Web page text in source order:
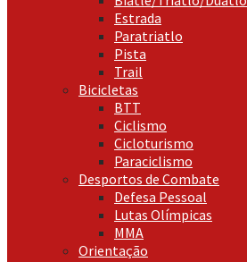
Estrada
Paratriatlo
Pista
Trail
Bicicletas
BTT
Ciclismo
Cicloturismo
Paraciclismo
Desportos de Combate
Defesa Pessoal
Lutas Olímpicas
MMA
Orientação